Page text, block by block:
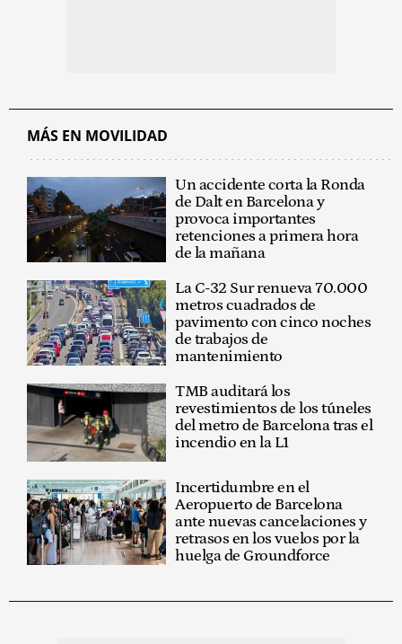
MÁS EN MOVILIDAD
Un accidente corta la Ronda
de Dalt en Barcelona y
provoca importantes
retenciones a primera hora
de la mañana
La C-32 Sur renueva 70.000
metros cuadrados de
pavimento con cinco noches
de trabajos de
mantenimiento
TMB auditará los
revestimientos de los túneles
del metro de Barcelona tras el
incendio en la L1
Incertidumbre en el
Aeropuerto de Barcelona
ante nuevas cancelaciones y
retrasos en los vuelos por la
huelga de Groundforce